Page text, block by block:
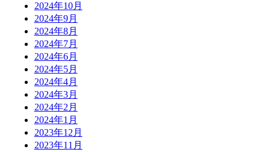
2024年10月
2024年9月
2024年8月
2024年7月
2024年6月
2024年5月
2024年4月
2024年3月
2024年2月
2024年1月
2023年12月
2023年11月